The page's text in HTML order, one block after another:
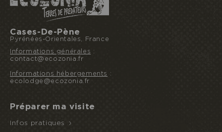
Cases-De-Pène
Pyrénées-Orientales, France
Informations générales :
contact@ecozonia.fr
Informations hébergements
:
ecolodge@ecozonia.fr
Préparer ma visite
Infos pratiques